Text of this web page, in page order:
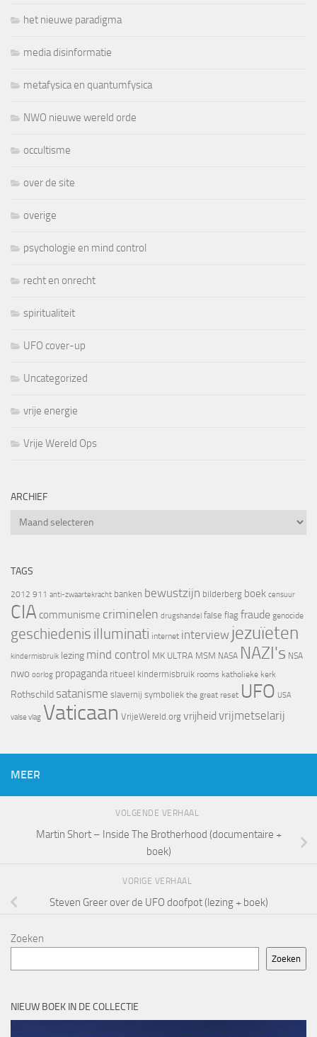
het nieuwe paradigma
media disinformatie
metafysica en quantumfysica
NWO nieuwe wereld orde
occultisme
over de site
overige
psychologie en mind control
recht en onrecht
spiritualiteit
UFO cover-up
Uncategorized
vrije energie
Vrije Wereld Ops
ARCHIEF
Archief
TAGS
2012 911 anti-zwaartekracht banken bewustzijn bilderberg boek censuur
CIA communisme criminelen drugshandel false flag fraude genocide
geschiedenis illuminati internet interview jezuïeten
kindermisbruik lezing mind control MK ULTRA MSM NASA NAZI's NSA
nwo oorlog propaganda ritueel kindermisbruik rooms katholieke kerk
Rothschild satanisme slavernij symboliek the great reset UFO USA
valse vlag Vaticaan VrijeWereld.org vrijheid vrijmetselarij
MEER
VOLGENDE VERHAAL
Martin Short – Inside The Brotherhood (documentaire +
boek)
VORIGE VERHAAL
Steven Greer over de UFO doofpot (lezing + boek)
Zoeken
Zoeken
NIEUW BOEK IN DE COLLECTIE